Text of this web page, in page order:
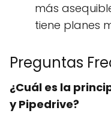
más
tiene planes
Preguntas
¿Cuál es la
y Pipedrive?